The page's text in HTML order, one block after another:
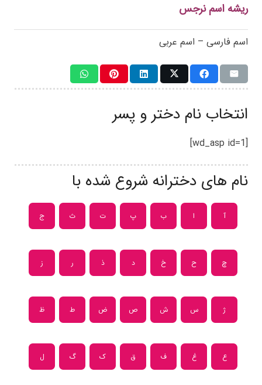
ریشه اسم نرجس
اسم فارسی – اسم عربی
انتخاب نام دختر و پسر
[wd_asp id=1]
نام های دخترانه شروع شده با
آ ا ب پ ت ث ج
چ ح خ د ذ ر ز
ژ س ش ص ض ط ظ
ع غ ف ق ک گ ل